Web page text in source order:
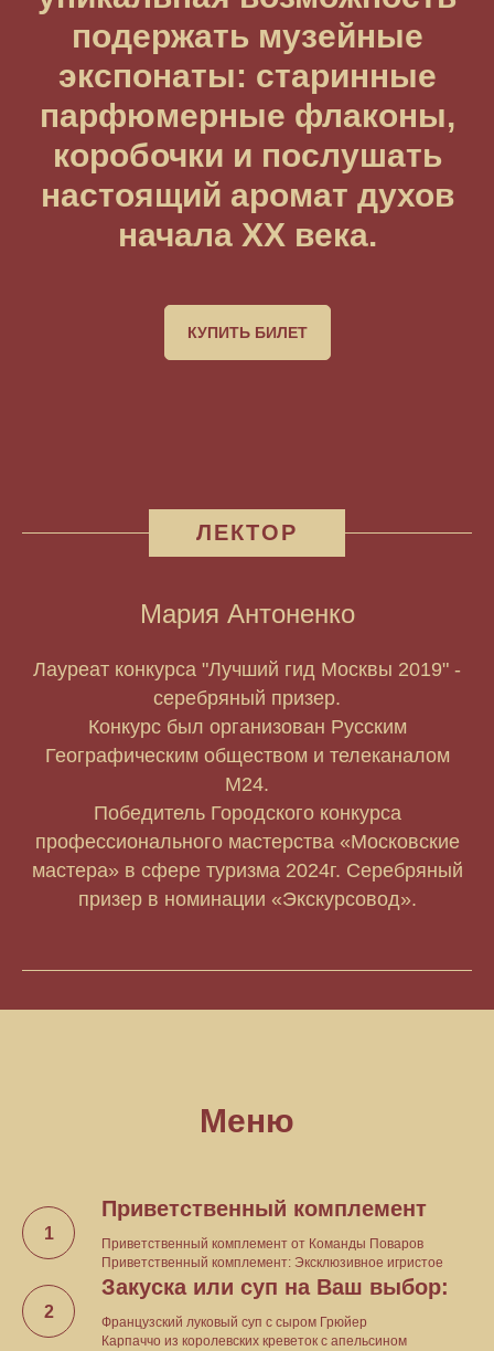
подержать музейные
экспонаты: старинные
парфюмерные флаконы,
коробочки и послушать
настоящий аромат духов
начала XX века.
КУПИТЬ БИЛЕТ
ЛЕКТОР
Мария Антоненко
Лауреат конкурса "Лучший гид Москвы 2019" -
серебряный призер.
Конкурс был организован Русским
Географическим обществом и телеканалом
М24.
Победитель Городского конкурса
профессионального мастерства «Московские
мастера» в сфере туризма 2024г. Серебряный
призер в номинации «Экскурсовод».
Меню
Приветственный комплемент
Приветственный комплемент от Команды Поваров
Приветственный комплемент: Эксклюзивное игристое
Закуска или суп на Ваш выбор:
Французский луковый суп с сыром Грюйер
Карпаччо из королевских креветок с апельсином